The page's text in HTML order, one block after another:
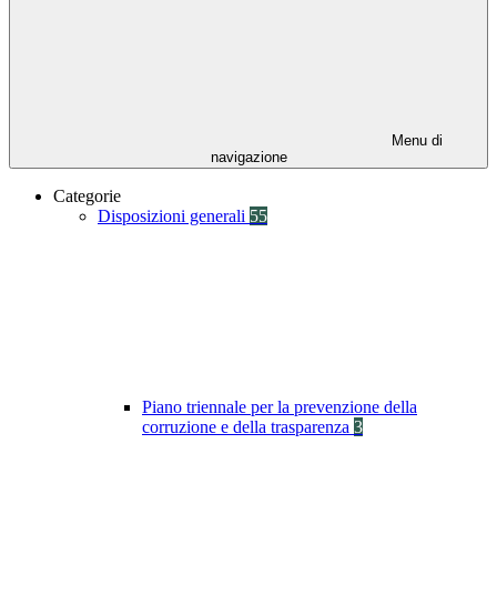
Menu di
navigazione
Categorie
Disposizioni generali 55
Piano triennale per la prevenzione della
corruzione e della trasparenza 3